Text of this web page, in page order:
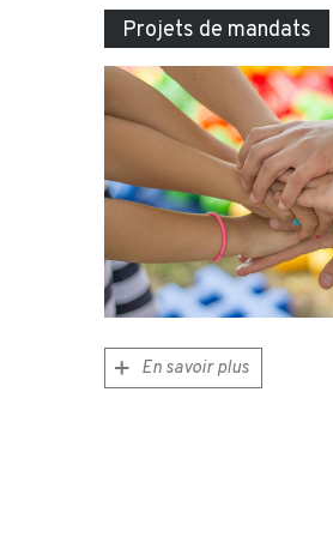
Projets de mandats
En savoir plus